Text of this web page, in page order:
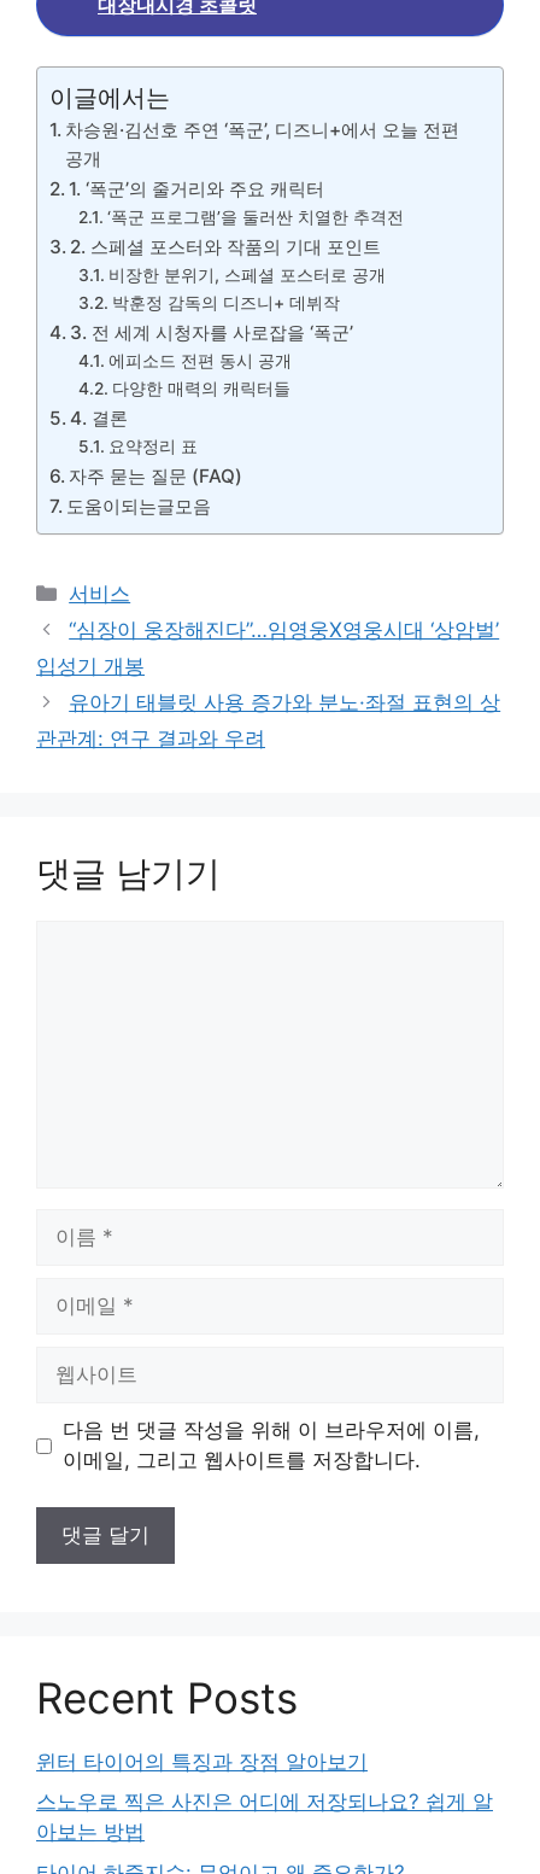
이글에서는
차승원·김선호 주연 ‘폭군’, 디즈니+에서 오늘 전편
공개
1. ‘폭군’의 줄거리와 주요 캐릭터
‘폭군 프로그램’을 둘러싼 치열한 추격전
2. 스페셜 포스터와 작품의 기대 포인트
비장한 분위기, 스페셜 포스터로 공개
박훈정 감독의 디즈니+ 데뷔작
3. 전 세계 시청자를 사로잡을 ‘폭군’
에피소드 전편 동시 공개
다양한 매력의 캐릭터들
4. 결론
요약정리 표
자주 묻는 질문 (FAQ)
도움이되는글모음
카
테
리
서비스
“심장이 웅장해진다”…임영웅X영웅시대 ‘상암벌’
입성기 개봉
유아기 태블릿 사용 증가와 분노·좌절 표현의 상
관관계: 연구 결과와 우려
댓글 남기기
트
다음 번 댓글 작성을 위해 이 브라우저에 이름,
이메일, 그리고 웹사이트를 저장합니다.
Recent Posts
윈터 타이어의 특징과 장점 알아보기
스노우로 찍은 사진은 어디에 저장되나요? 쉽게 알
아보는 방법